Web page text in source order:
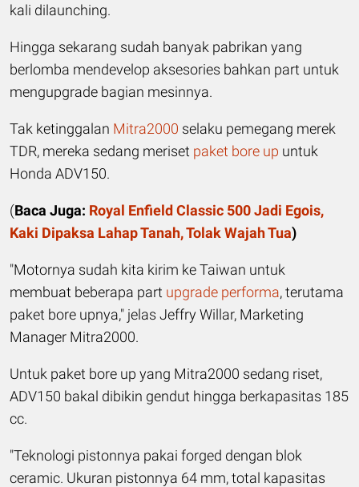
kali dilaunching.
Hingga sekarang sudah banyak pabrikan yang
berlomba mendevelop aksesories bahkan part untuk
mengupgrade bagian mesinnya.
Tak ketinggalan Mitra2000 selaku pemegang merek
TDR, mereka sedang meriset paket bore up untuk
Honda ADV150.
(Baca Juga: Royal Enfield Classic 500 Jadi Egois,
Kaki Dipaksa Lahap Tanah, Tolak Wajah Tua)
"Motornya sudah kita kirim ke Taiwan untuk
membuat beberapa part upgrade performa, terutama
paket bore upnya," jelas Jeffry Willar, Marketing
Manager Mitra2000.
Untuk paket bore up yang Mitra2000 sedang riset,
ADV150 bakal dibikin gendut hingga berkapasitas 185
cc.
"Teknologi pistonnya pakai forged dengan blok
ceramic. Ukuran pistonnya 64 mm, total kapasitas